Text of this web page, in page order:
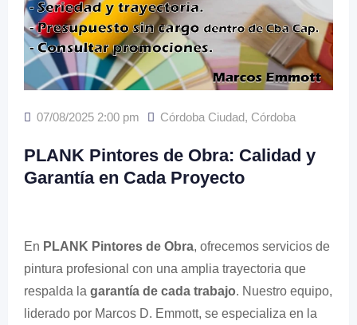
07/08/2025 2:00 pm Córdoba Ciudad, Córdoba
PLANK Pintores de Obra: Calidad y
Garantía en Cada Proyecto
En PLANK Pintores de Obra, ofrecemos servicios de
pintura profesional con una amplia trayectoria que
respalda la garantía de cada trabajo. Nuestro equipo,
liderado por Marcos D. Emmott, se especializa en la